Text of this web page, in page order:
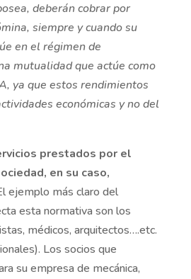
deberán cobrar por
siempre y cuando su
en el régimen de
mutualidad que actúe como
ya que estos rendimientos
económicas y no del
prestados por el
en su caso,
ejemplo más claro del
esta normativa son los
médicos, arquitectos….etc.
Los socios que
su empresa de mecánica,